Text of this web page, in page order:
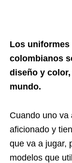
Los
colombianos
diseño y
mundo.
Cuando uno va
aficionado y
que va a jugar,
modelos que